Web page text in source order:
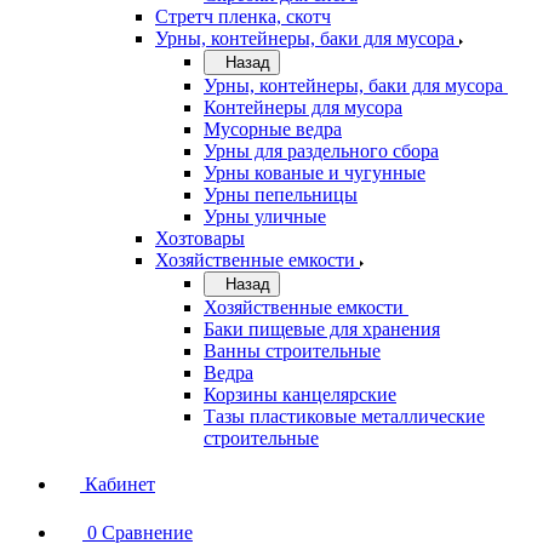
Стретч пленка, скотч
Урны, контейнеры, баки для мусора
Назад
Урны, контейнеры, баки для мусора
Контейнеры для мусора
Мусорные ведра
Урны для раздельного сбора
Урны кованые и чугунные
Урны пепельницы
Урны уличные
Хозтовары
Хозяйственные емкости
Назад
Хозяйственные емкости
Баки пищевые для хранения
Ванны строительные
Ведра
Корзины канцелярские
Тазы пластиковые металлические
строительные
Кабинет
0 Сравнение